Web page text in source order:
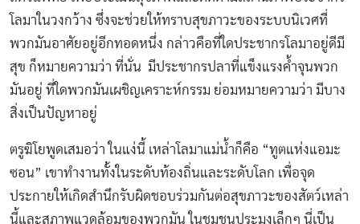
โลมาในวงกว้าง ซึ่งจะช่วยให้ทราบสุขภาวะของระบบนิเวศที่
พวกมันอาศัยอยู่อีกทอดหนึ่ง กล่าวคือที่ใดประชากรโลมาอยู่ดีมี
สุข ก็หมายความว่า ที่นั่น มีประชากรปลาที่แข็งแรงค้ำจุนพวก
มันอยู่ ที่ใดพวกมันเผชิญเคราะห์กรรม ย่อมหมายความว่า มีบาง
สิ่งเป็นปัญหาอยู่
ตรูฆิโยพูดเสมอว่า ในแง่นี้ เหล่าโลมาแม่น้ำก็คือ “ทูตแห่งแอมะ
ซอน” เขาทำงานทั้งในระดับท้องถิ่นและระดับโลก เพื่อจุด
ประกายให้เกิดสำนึกรับผิดชอบร่วมกันต่อสุขภาวะของสัตว์เหล่า
นี้และสภาพแวดล้อมของพวกมัน ในชุมชนประมงเล็กๆ นี่เป็น